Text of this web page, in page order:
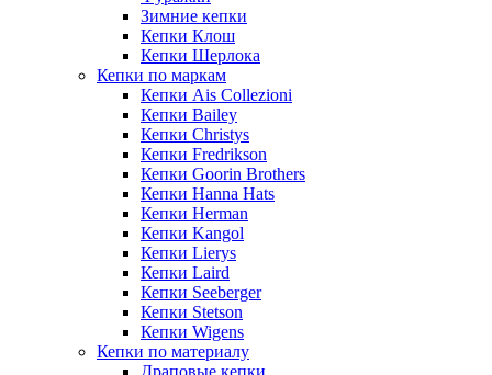
Зимние кепки
Кепки Клош
Кепки Шерлока
Кепки по маркам
Кепки Ais Collezioni
Кепки Bailey
Кепки Christys
Кепки Fredrikson
Кепки Goorin Brothers
Кепки Hanna Hats
Кепки Herman
Кепки Kangol
Кепки Lierys
Кепки Laird
Кепки Seeberger
Кепки Stetson
Кепки Wigens
Кепки по материалу
Драповые кепки